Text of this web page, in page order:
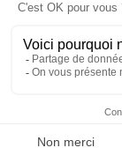
Informations
Newsletter
© 2026 Distripackaging